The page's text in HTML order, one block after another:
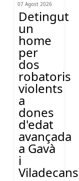
07 Agost 2026
Detingut
un
home
per
dos
robatoris
violents
a
dones
d'edat
avançada
a Gavà
i
Viladecans